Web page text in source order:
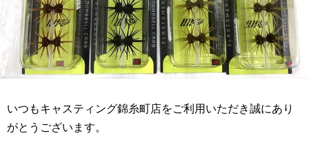
いつもキャスティング錦糸町店をご利用いただき誠にあり
がとうございます。